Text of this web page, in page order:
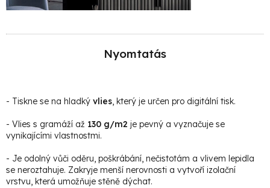
Nyomtatás
- Tiskne se na hladký vlies, který je určen pro digitální tisk.
- Vlies s gramáží až 130 g/m2 je pevný a vyznačuje se
vynikajícími vlastnostmi.
- Je odolný vůči oděru, poškrábání, nečistotám a vlivem lepidla
se neroztahuje. Zakryje menší nerovnosti a vytvoří izolační
vrstvu, která umožňuje stěně dýchat.